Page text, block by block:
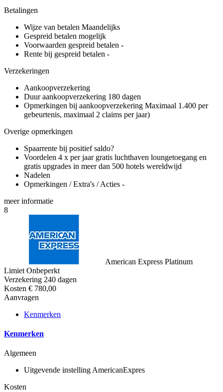
Betalingen
Wijze van betalen Maandelijks
Gespreid betalen mogelijk
Voorwaarden gespreid betalen -
Rente bij gespreid betalen -
Verzekeringen
Aankoopverzekering
Duur aankoopverzekering 180 dagen
Opmerkingen bij aankoopverzekering Maximaal 1.400 per
gebeurtenis, maximaal 2 claims per jaar)
Overige opmerkingen
Spaarrente bij positief saldo?
Voordelen 4 x per jaar gratis luchthaven loungetoegang en
gratis upgrades in meer dan 500 hotels wereldwijd
Nadelen
Opmerkingen / Extra's / Acties -
meerinformatie
8
American Express Platinum
Limiet Onbeperkt
Verzekering 240 dagen
Kosten € 780,00
Aanvragen
Kenmerken
Kenmerken
Algemeen
Uitgevende instelling AmericanExpres
Kosten